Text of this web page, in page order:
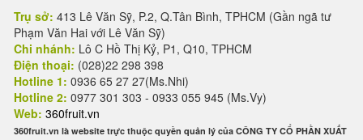
Trụ sở: 413 Lê Văn Sỹ, P.2, Q.Tân Bình, TPHCM (Gần ngã tư
Phạm Văn Hai với Lê Văn Sỹ)
Chi nhánh: Lô C Hồ Thị Kỷ, P1, Q10, TPHCM
Điện thoại: (028)22 298 398
Hotline 1: 0936 65 27 27(Ms.Nhi)
Hotline 2: 0977 301 303 - 0933 055 945 (Ms.Vy)
Web: 360fruit.vn
360fruit.vn là website trực thuộc quyền quản lý của CÔNG TY CỔ PHẦN XUẤT